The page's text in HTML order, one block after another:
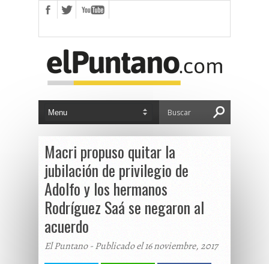
Macri propuso quitar la
jubilación de privilegio de
Adolfo y los hermanos
Rodríguez Saá se negaron al
acuerdo
El Puntano - Publicado el 16 noviembre, 2017